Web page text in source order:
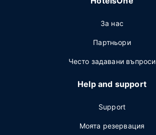
За нас
Партньори
Често задавани въпроси
Help and support
Support
Моята резервация